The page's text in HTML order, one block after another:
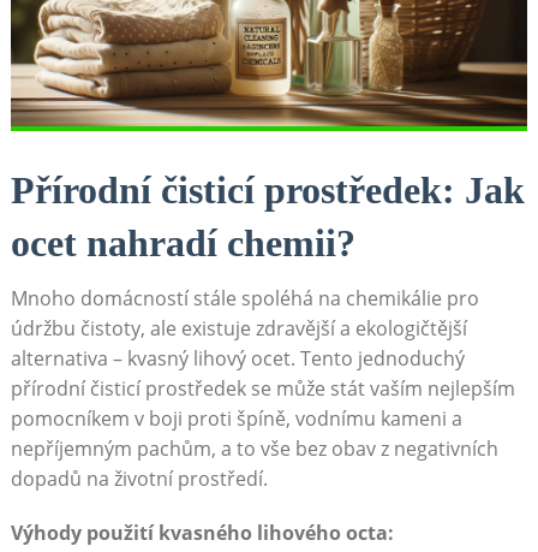
Přírodní čisticí prostředek: Jak
ocet‍ nahradí chemii?
Mnoho domácností ‌stále‌ spoléhá na chemikálie pro
údržbu ‌čistoty, ale existuje zdravější a ekologičtější
alternativa – kvasný lihový ocet.​ Tento ⁢jednoduchý ​
přírodní čisticí prostředek se může stát vaším nejlepším
pomocníkem v boji proti špíně, vodnímu⁢ kameni a
nepříjemným pachům, a⁤ to vše bez ‍obav z negativních
dopadů na životní prostředí.
Výhody použití kvasného lihového octa: